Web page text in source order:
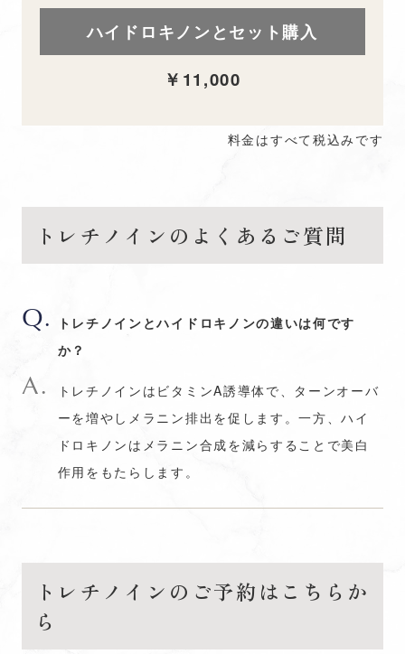
ハイドロキノンとセット購入
￥11,000
料金はすべて税込みです
トレチノインのよくあるご質問
トレチノインとハイドロキノンの違いは何です
か？
トレチノインはビタミンA誘導体で、ターンオーバ
ーを増やしメラニン排出を促します。一方、ハイ
ドロキノンはメラニン合成を減らすることで美白
作用をもたらします。
トレチノインのご予約はこちらか
ら